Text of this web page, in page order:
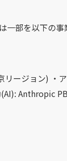
部を以下の
ージョン)
Anthropic